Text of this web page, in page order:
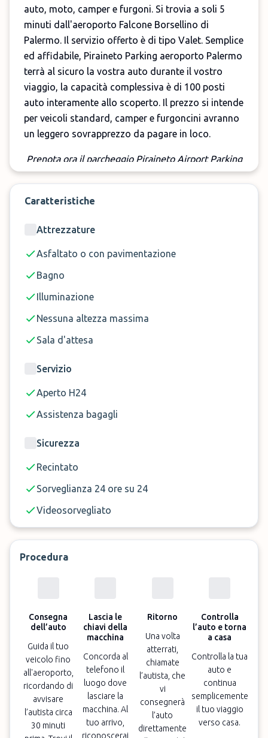
auto, moto, camper e furgoni. Si trovia a soli 5
minuti dall'aeroporto Falcone Borsellino di
Palermo. Il servizio offerto è di tipo Valet. Semplice
ed affidabile, Piraineto Parking aeroporto Palermo
terrà al sicuro la vostra auto durante il vostro
viaggio, la capacità complessiva è di 100 posti
auto interamente allo scoperto. Il prezzo si intende
per veicoli standard, camper e furgoncini avranno
un leggero sovrapprezzo da pagare in loco.
Prenota ora il parcheggio Piraineto Airport Parking
Valet!
Caratteristiche
Attrezzature
Asfaltato o con pavimentazione
Bagno
Illuminazione
Nessuna altezza massima
Sala d'attesa
Servizio
Aperto H24
Assistenza bagagli
Sicurezza
Recintato
Sorveglianza 24 ore su 24
Videosorvegliato
Procedura
Consegna
dell’auto
Guida il tuo
veicolo fino
all'aeroporto,
ricordando di
avvisare
l’autista circa
30 minuti
Lascia le
chiavi della
macchina
Concorda al
telefono il
luogo dove
lasciare la
macchina. Al
tuo arrivo,
riconoscerai
Ritorno
Una volta
atterrati,
chiamate
l’autista, che
vi
consegnerà
l’auto
direttamente
Controlla
l’auto e torna
a casa
Controlla la tua
auto e
continua
semplicemente
il tuo viaggio
verso casa.